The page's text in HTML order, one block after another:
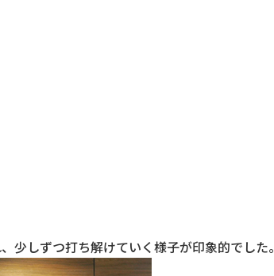
しずつ打ち解けていく様子が印象的でした。